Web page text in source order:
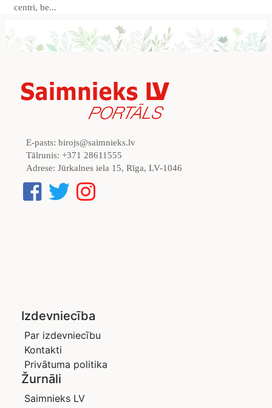
centri, be...
E-pasts: birojs@saimnieks.lv
Tālrunis: +371 28611555
Adrese: Jūrkalnes iela 15, Rīga, LV-1046
Izdevniecība
Par izdevniecību
Kontakti
Privātuma politika
Žurnāli
Saimnieks LV